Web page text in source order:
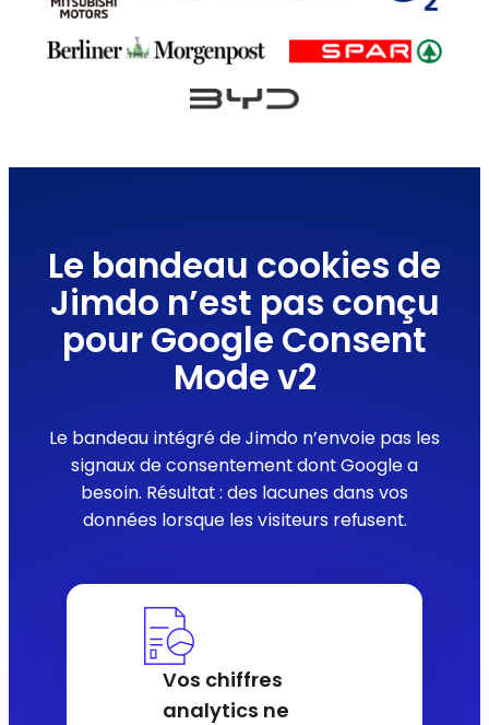
Le bandeau cookies de
Jimdo n’est pas conçu
pour Google Consent
Mode v2
Le bandeau intégré de Jimdo n’envoie pas les
signaux de consentement dont Google a
besoin. Résultat : des lacunes dans vos
données lorsque les visiteurs refusent.
Vos chiffres
analytics ne